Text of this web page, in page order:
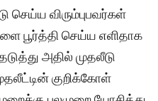
செய்ய விரும்புபவர்கள்
பூர்த்தி செய்ய எளிதாக
அதில் முதலீடு
குறிக்கோள்